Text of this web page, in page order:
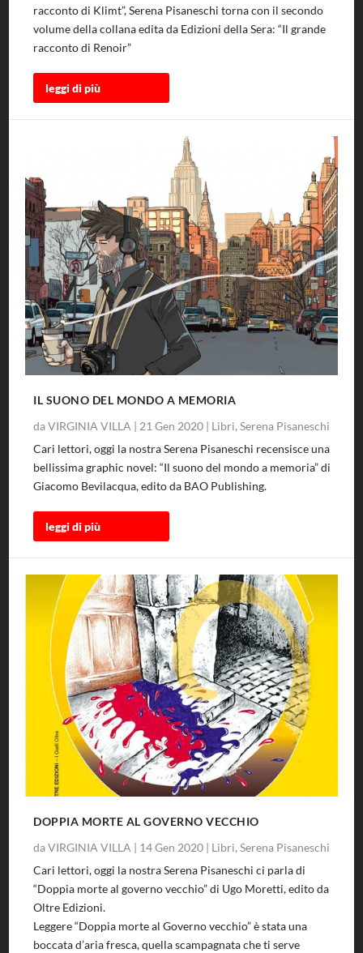
racconto di Klimt”, Serena Pisaneschi torna con il secondo
volume della collana edita da Edizioni della Sera: “Il grande
racconto di Renoir”
leggi di più
IL SUONO DEL MONDO A MEMORIA
daVIRGINIA VILLA | 21 Gen 2020 | Libri,Serena Pisaneschi
Cari lettori, oggi la nostra Serena Pisaneschi recensisce una
bellissima graphic novel: “Il suono del mondo a memoria” di
Giacomo Bevilacqua, edito da BAO Publishing.
leggi di più
DOPPIA MORTE AL GOVERNO VECCHIO
daVIRGINIA VILLA 14 Gen 2020 Libri,Serena Pisaneschi
Cari lettori, oggi la nostra Serena Pisaneschi ci parla di
“Doppia morte al governo vecchio” di Ugo Moretti, edito da
Oltre Edizioni.
Leggere “Doppia morte al Governo vecchio” è stata una
boccata d’aria fresca, quella scampagnata che ti serve